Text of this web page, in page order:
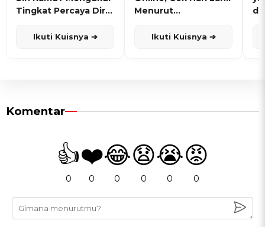
Tingkat Percaya Diri
Ikuti Kuisnya ➔
Menurut
Ikuti Kuisnya ➔
Komentar
👍
0
❤️
0
😂
0
😧
0
😭
0
😡
0